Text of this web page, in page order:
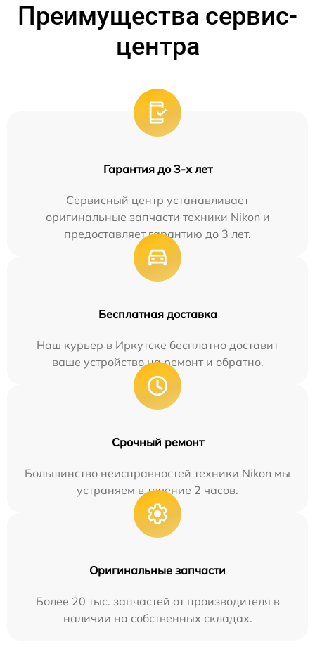
Преимущества сервис-
центра
Гарантия до 3-х лет
Сервисный центр устанавливает
оригинальные запчасти техники Nikon и
предоставляет гарантию до 3 лет.
Бесплатная доставка
Наш курьер в Иркутске бесплатно доставит
ваше устройство на ремонт и обратно.
Срочный ремонт
Большинство неисправностей техники Nikon мы
устраняем в течение 2 часов.
Оригинальные запчасти
Более 20 тыс. запчастей от производителя в
наличии на собственных складах.